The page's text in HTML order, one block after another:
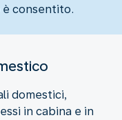
è consentito.
domestici,
in cabina e in